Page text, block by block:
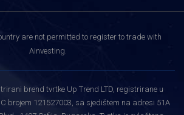
are not permitted to register to trade with
Ainvesting.
brend tvrtke Up Trend LTD, registrirane u
brojem 121527003, sa sjedištem na adresi 51A